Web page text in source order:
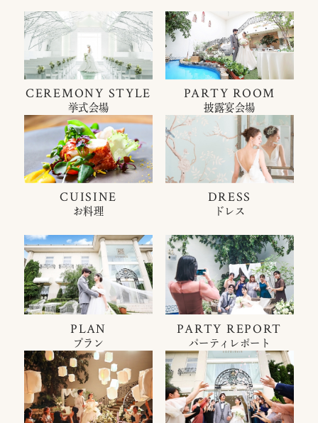
CEREMONY STYLE
挙式会場
PARTY ROOM
披露宴会場
CUISINE
お料理
DRESS
ドレス
PLAN
プラン
PARTY REPORT
パーティレポート